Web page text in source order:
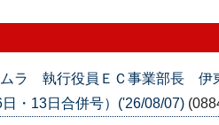
ムラ 執行役員ＥＣ事業部長
・13日合併号）('26/08/07)